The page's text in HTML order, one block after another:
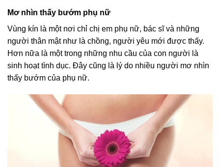
Mơ nhìn thấy bướm phụ nữ
Vùng kín là một nơi chỉ chị em phụ nữ, bác sĩ và những
người thân mật như là chồng, người yêu mới được thấy.
Hơn nữa là một trong những nhu cầu của con người là
sinh hoạt tình dục. Đây cũng là lý do nhiều người mơ nhìn
thấy bướm của phụ nữ.